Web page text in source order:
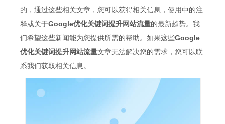
的，通过这些相关文章，您可以获得相关信息，使用中的注
释或关于Google优化关键词提升网站流量的最新趋势。我
们希望这些新闻能为您提供所需的帮助。如果这些Google
优化关键词提升网站流量文章无法解决您的需求，您可以联
系我们获取相关信息。